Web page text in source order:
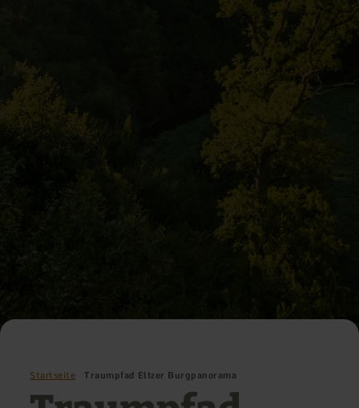
Startseite Traumpfad Eltzer Burgpanorama